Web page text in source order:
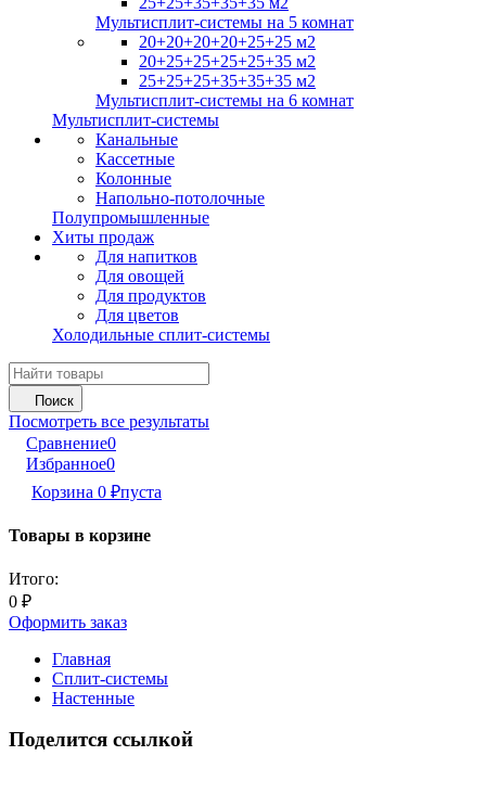
Мультисплит-системы на 5 комнат
20+20+20+20+25+25 м2
20+25+25+25+25+35 м2
25+25+25+35+35+35 м2
Мультисплит-системы на 6 комнат
Мультисплит-системы
Канальные
Кассетные
Колонные
Напольно-потолочные
Полупромышленные
Хиты продаж
Для напитков
Для овощей
Для продуктов
Для цветов
Холодильные сплит-системы
Поиск
Посмотреть все результаты
Сравнение0
Избранное0
Корзина 0 ₽пуста
Товары в корзине
Итого:
0 ₽
Оформить заказ
Главная
Сплит-системы
Настенные
Поделится ссылкой